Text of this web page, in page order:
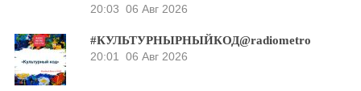
20:03 06 Авг 2026
#КУЛЬТУРНЫРНЫЙКОД@radiometro
20:01
06 Авг 2026